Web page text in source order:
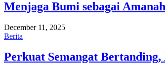
Menjaga Bumi sebagai
December 11, 2025
Berita
Perkuat Semangat